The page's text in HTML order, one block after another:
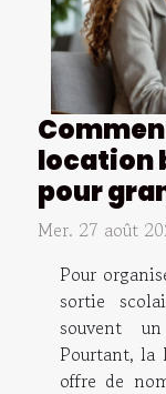
location
pour
Mer. 27 août
Pour
sortie
souvent
Pourtant, la
offre de